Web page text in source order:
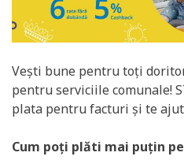
Vești bune pentru toți
pentru serviciile comunale!
plata pentru facturi și te
Cum poți plăti mai puțin